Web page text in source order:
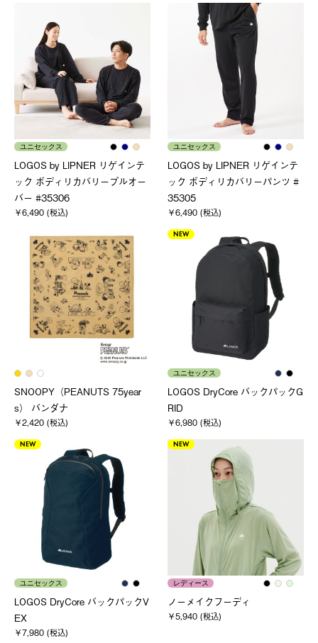
ユニセックス
LOGOS by LIPNER リゲインテ
ック ボディリカバリープルオー
バー #35306
￥6,490 (税込)
ユニセックス
LOGOS by LIPNER リゲインテ
ック ボディリカバリーパンツ #
35305
￥6,490 (税込)
SNOOPY（PEANUTS 75year
s） バンダナ
￥2,420 (税込)
NEW
ユニセックス
LOGOS DryCore バックパックG
RID
￥6,980 (税込)
NEW
ユニセックス
LOGOS DryCore バックパックV
EX
￥7,980 (税込)
NEW
レディース
ノーメイクフーディ
￥5,940 (税込)